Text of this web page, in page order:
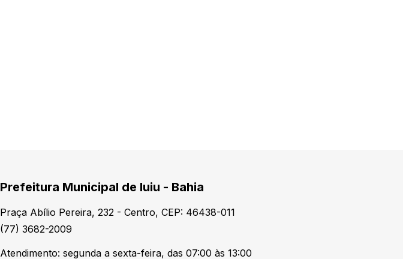
Prefeitura Municipal de Iuiu - Bahia
Praça Abílio Pereira, 232 - Centro, CEP: 46438-011
(77) 3682-2009
Atendimento: segunda a sexta-feira, das 07:00 às 13:00